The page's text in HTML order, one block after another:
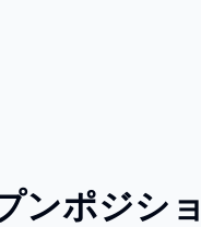
ポジシ